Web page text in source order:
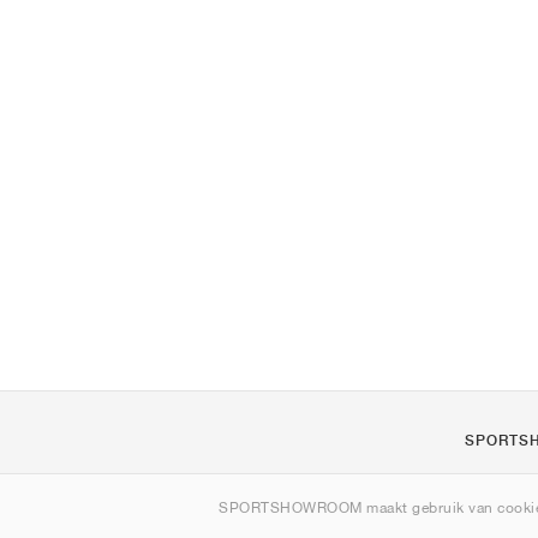
SPORTSHOWROOM maakt gebruik vanContact